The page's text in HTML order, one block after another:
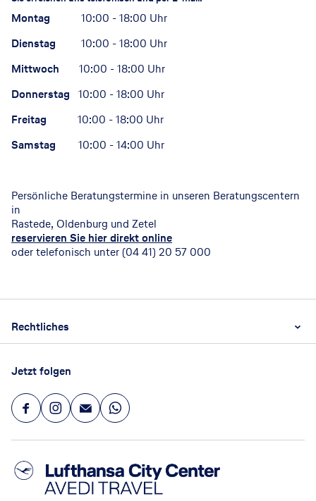
Montag 10:00 - 18:00 Uhr
Dienstag
10:00 - 18:00 Uhr
Mittwoch 10:00 - 18:00 Uhr
Donnerstag 10:00 - 18:00 Uhr
Freitag 10:00 - 18:00 Uhr
Samstag 10:00 - 14:00 Uhr
Persönliche Beratungstermine in unseren Beratungscentern
in
Rastede, Oldenburg und Zetel
reservieren Sie hier direkt online
oder telefonisch unter (04 41) 20 57 000
Rechtliches
AGB
Impressum
Jetzt folgen